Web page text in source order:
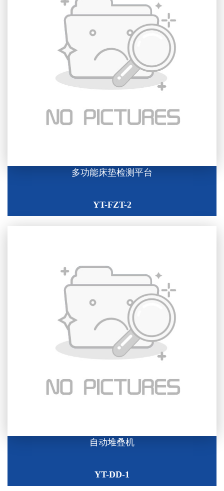
多功能床垫检测平台
YT-FZT-2
自动堆叠机
YT-DD-1